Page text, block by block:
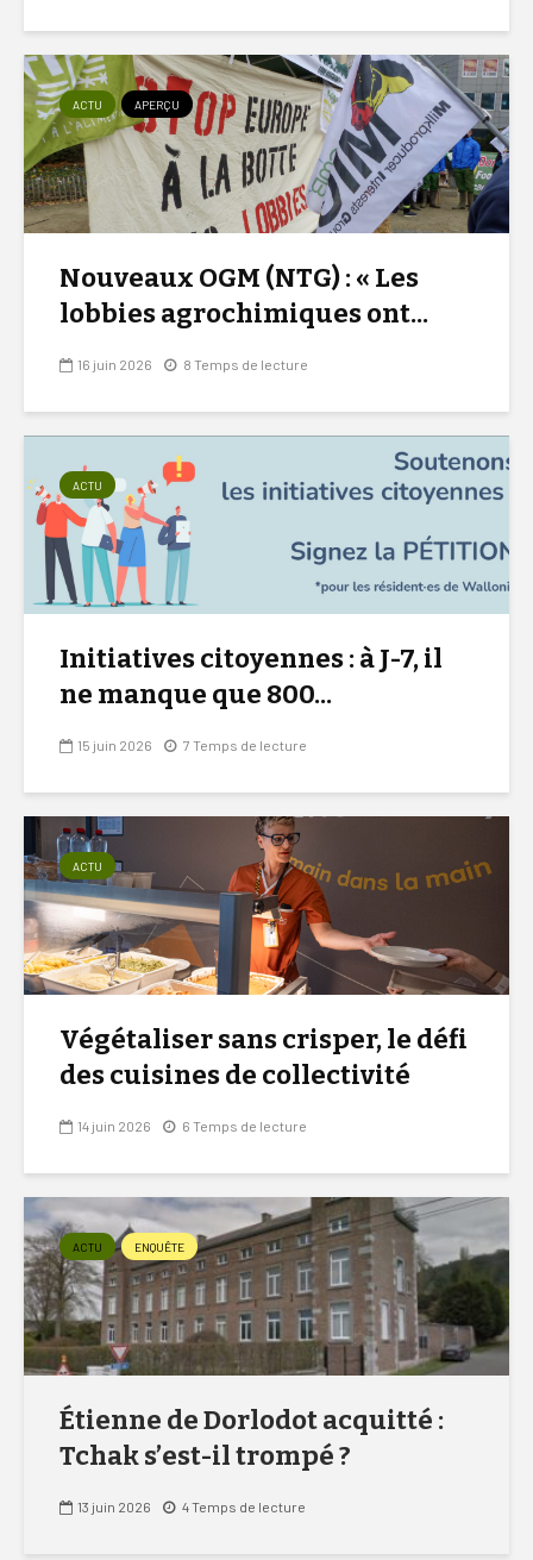
ACTU APERÇU
Nouveaux OGM (NTG) : « Les
lobbies agrochimiques ont...
16 juin 2026 8 Temps de lecture
ACTU
Initiatives citoyennes : à J-7, il
ne manque que 800...
15 juin 2026 7 Temps de lecture
ACTU
Végétaliser sans crisper, le défi
des cuisines de collectivité
14 juin 2026 6 Temps de lecture
ACTU ENQUÊTE
Étienne de Dorlodot acquitté :
Tchak s’est-il trompé ?
13 juin 2026 4 Temps de lecture